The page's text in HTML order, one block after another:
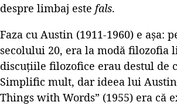
despre limbaj este fals.
Faza cu Austin (1911-1960) e așa:
secolului 20, era la modă filozofia
discuțiile filozofice erau destul de
Simplific mult, dar ideea lui
Things with Words” (1955) era că